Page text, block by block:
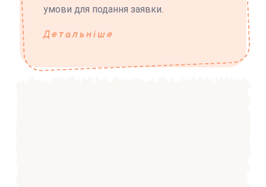
умови для подання заявки.
Детальніше